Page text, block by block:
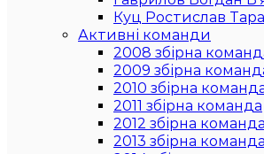
Куц Ростислав
Активні команди
2008 збірна
2009 збірна
2010 збірна
2011 збірна команда
2012 збірна команда
2013 збірна команда